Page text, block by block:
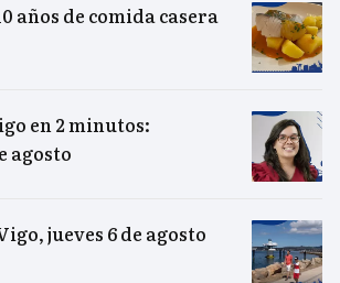
años de comida casera
en 2 minutos:
agosto
jueves 6 de agosto